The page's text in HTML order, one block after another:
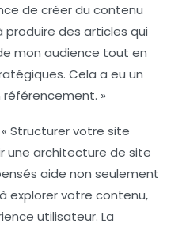
de créer du contenu
produire des articles qui
mon audience tout en
Cela a eu un
»
Structurer votre site
une architecture de site
aide non seulement
explorer votre contenu,
utilisateur. La